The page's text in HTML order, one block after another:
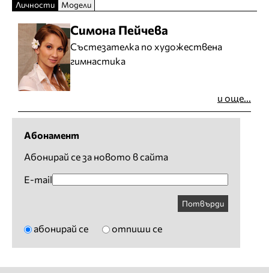
Личности Модели
Симона Пейчева
Състезателка по художествена
гимнастика
и още...
Абонамент
Абонирай се за новото в сайта
E-mail
Потвърди
абонирай се отпиши се